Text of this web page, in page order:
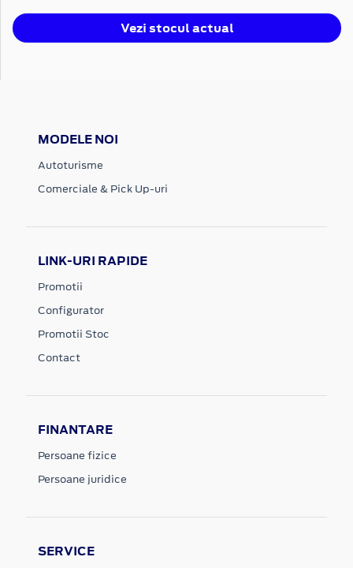
Vezi stocul actual
MODELE NOI
Autoturisme
Comerciale & Pick Up-uri
LINK-URI RAPIDE
Promotii
Configurator
Promotii Stoc
Contact
FINANTARE
Persoane fizice
Persoane juridice
SERVICE